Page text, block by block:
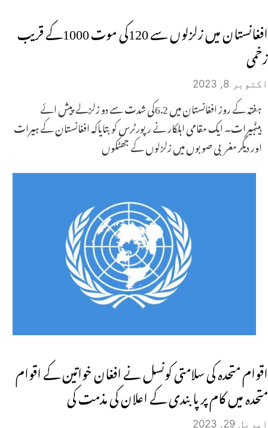
افغانستان میں زلزلوں سے 120کی موت 1000کے قریب
زخمی
اکتوبر 8, 2023
ہفتہ کے روز افغانستان میں 6.2کی شدت سے دو زلزلے پیش ائے
ہیںہیرات۔ ایک مقامی اہلکار نے رپورٹرس کوبتایاکہ افغانستان کے ہیرات
اور دیگر مغربی صوبوں میں زلزلوں کے جھٹکوں
اقوام متحدہ کی سلامتی کونسل نے افغان خواتین کے اقوام
متحدہ میں کام پر پابندی کے اعلان کی مذمت کی
اپریل 29, 2023